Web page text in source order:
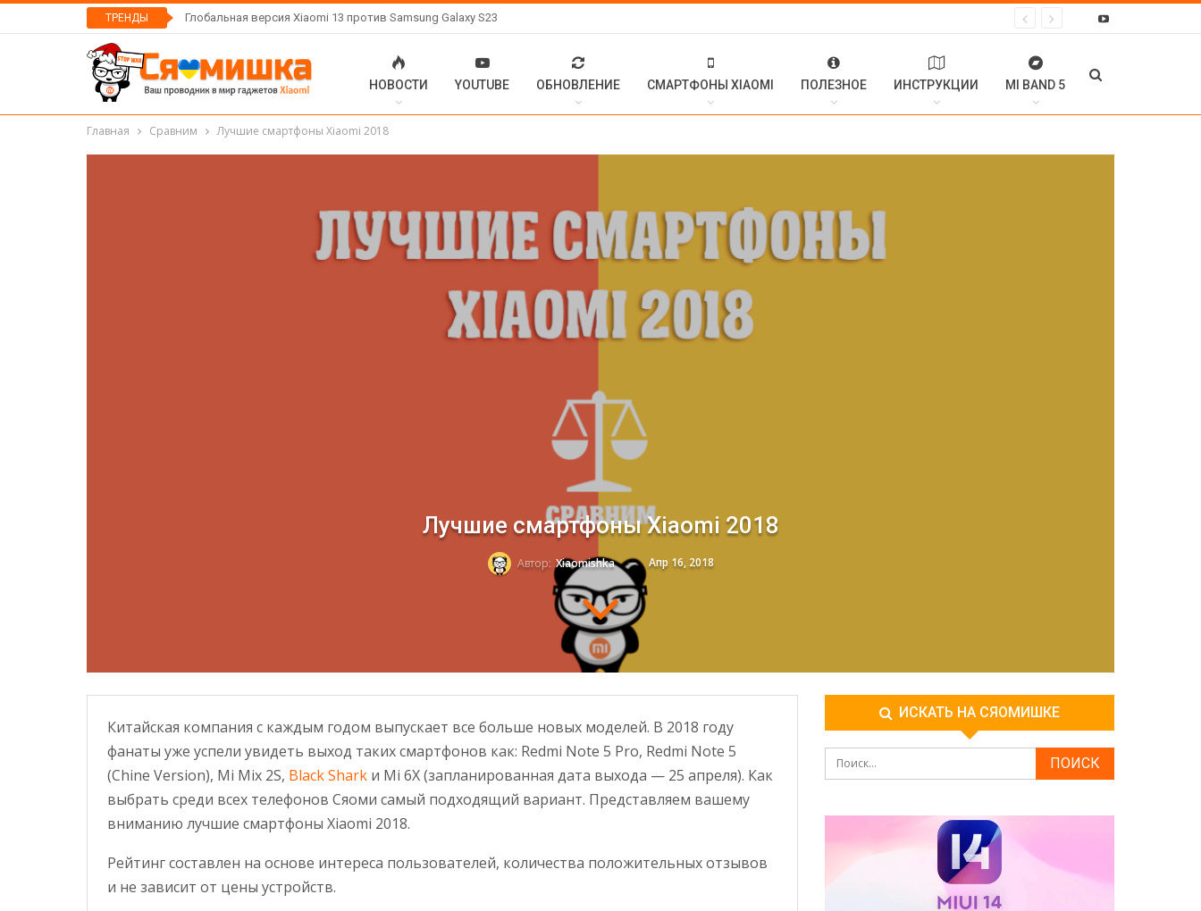
ТРЕНДЫ Глобальная версия Xiaomi 13 против Samsung Galaxy S23
НОВОСТИ YOUTUBE ОБНОВЛЕНИЕ СМАРТФОНЫ XIAOMI ПОЛЕЗНОЕ ИНСТРУКЦИИ MI BAND 5
Главная Сравним Лучшие смартфоны Xiaomi 2018
Лучшие смартфоны Xiaomi 2018
Автор: Xiaomishka Апр 16, 2018
Китайская компания с каждым годом выпускает все больше новых моделей. В 2018 году
фанаты уже успели увидеть выход таких смартфонов как: Redmi Note 5 Pro, Redmi Note 5
(Chine Version), Mi Mix 2S, Black Shark и Mi 6X (запланированная дата выхода — 25 апреля). Как
выбрать среди всех телефонов Сяоми самый подходящий вариант. Представляем вашему
вниманию лучшие смартфоны Xiaomi 2018.
Рейтинг составлен на основе интереса пользователей, количества положительных отзывов
и не зависит от цены устройств.
ИСКАТЬ НА СЯОМИШКЕ